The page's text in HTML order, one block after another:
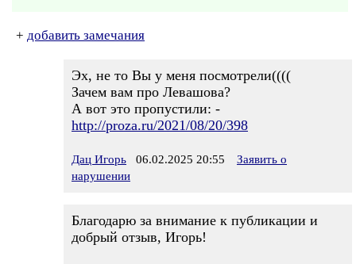
+ добавить замечания
Эх, не то Вы у меня посмотрели((((
Зачем вам про Левашова?
А вот это пропустили: -
http://proza.ru/2021/08/20/398
Дац Игорь 06.02.2025 20:55
Заявить о
нарушении
Благодарю за внимание к публикации и
добрый отзыв, Игорь!